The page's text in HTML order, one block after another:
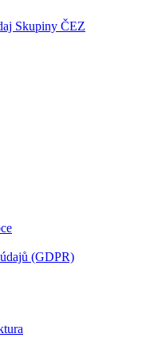
Skupiny ČEZ
(GDPR)